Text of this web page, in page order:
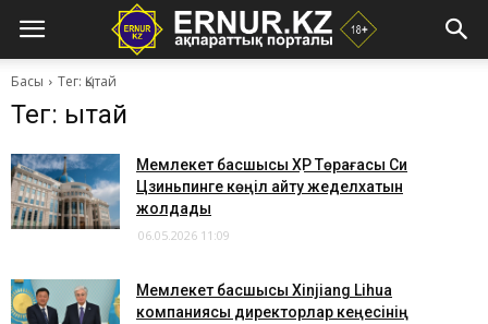
Басы Тег: Қытай
Тег: Қытай
​Мемлекет басшысы ҚХР Төрағасы Си
Цзиньпинге көңіл айту жеделхатын
жолдады
06.05.2026 11:09
Мемлекет басшысы Xinjiang Lihua
компаниясы директорлар кеңесінің